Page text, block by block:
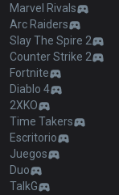
Marvel Rivals
Arc Raiders
Slay The Spire 2
Counter Strike 2
Fortnite
Diablo 4
2XKO
Time Takers
Escritorio
Juegos
Duo
TalkG